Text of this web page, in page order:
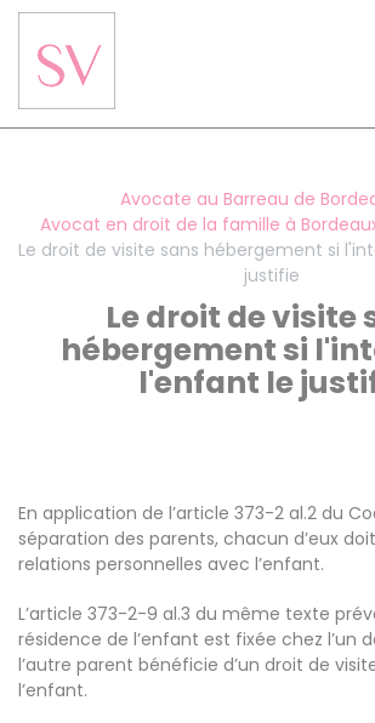
Avocate au Barreau de
Avocat en droit de la famille à
Le droit de visite sans hébergement si
justifie
Le droit de visite
hébergement si
l'enfant le
En application de l’article 373-2 al.2 du
séparation des parents, chacun d’eux
relations personnelles avec l’enfant.
L’article 373-2-9 al.3 du même texte
résidence de l’enfant est fixée chez l’un
l’autre parent bénéficie d’un droit de
l’enfant.
Panneau de gestion des cookies